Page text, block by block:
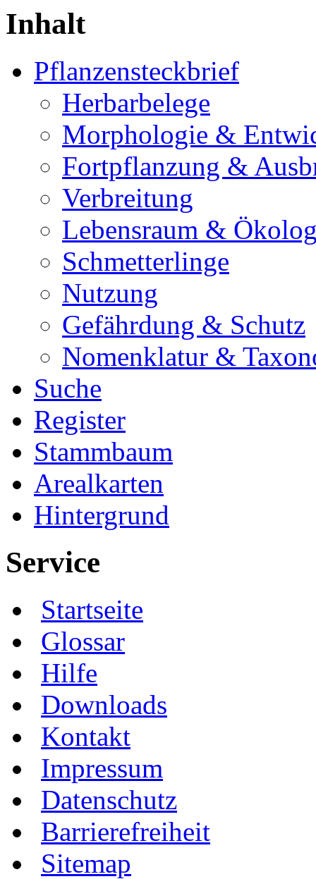
Inhalt
Pflanzensteckbrief
Herbarbelege
Morphologie &
Fortpflanzung &
Verbreitung
Lebensraum &
Schmetterlinge
Nutzung
Gefährdung & Schutz
Nomenklatur &
Suche
Register
Stammbaum
Arealkarten
Hintergrund
Service
Startseite
Glossar
Hilfe
Downloads
Kontakt
Impressum
Datenschutz
Barrierefreiheit
Sitemap